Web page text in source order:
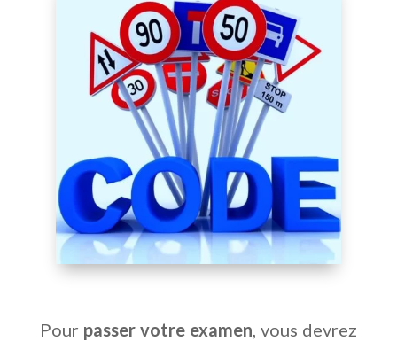
Pour passer votre examen , vous devrez